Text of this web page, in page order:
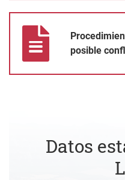
posible
Datos